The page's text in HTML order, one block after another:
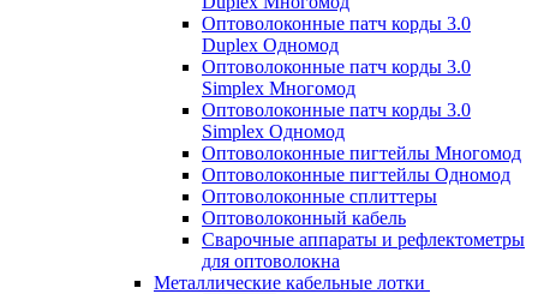
Оптоволоконные патч корды 3.0
Duplex Одномод
Оптоволоконные патч корды 3.0
Simplex Многомод
Оптоволоконные патч корды 3.0
Simplex Одномод
Оптоволоконные пигтейлы Многомод
Оптоволоконные пигтейлы Одномод
Оптоволоконные сплиттеры
Оптоволоконный кабель
Сварочные аппараты и рефлектометры
для оптоволокна
Металлические кабельные лотки